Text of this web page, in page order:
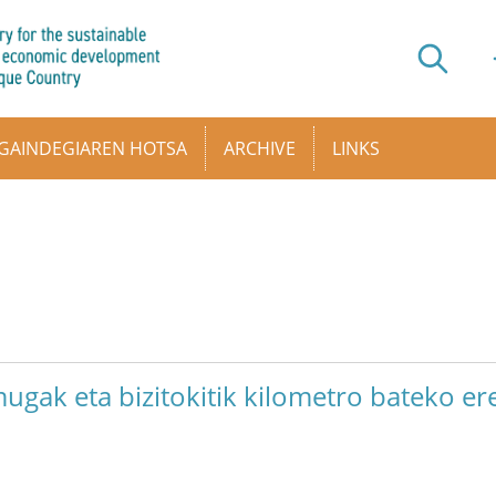
HOTSA ARCHIVE LINKS
eta bizitokitik kilometro bateko